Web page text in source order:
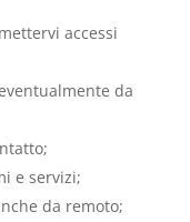
accessi
da
e servizi;
da remoto;